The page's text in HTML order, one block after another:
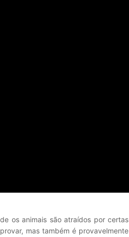
os animais são atraídos por certas
mas também é provavelmente